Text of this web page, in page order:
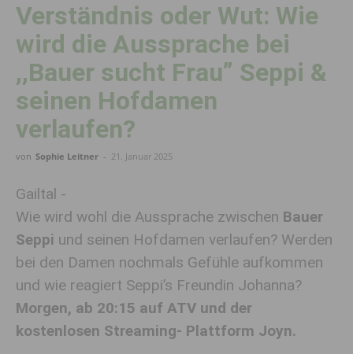
Verständnis oder Wut: Wie
wird die Aussprache bei
,,Bauer sucht Frau” Seppi &
seinen Hofdamen
verlaufen?
von Sophie Leitner - 21. Januar 2025
Gailtal -
Wie wird wohl die Aussprache zwischen Bauer
Seppi und seinen Hofdamen verlaufen? Werden
bei den Damen nochmals Gefühle aufkommen
und wie reagiert Seppi’s Freundin Johanna?
Morgen, ab 20:15 auf ATV und der
kostenlosen Streaming- Plattform Joyn.